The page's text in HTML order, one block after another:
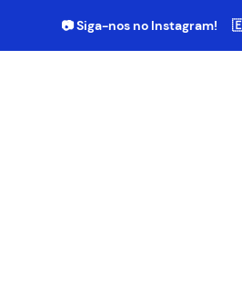
📷 Siga-nos no Instagram!